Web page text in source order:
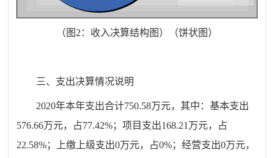
（图 2 ：收入决算结构图）（饼状图）
三、 支出决算情况说明
2020年本年支出合计750.58万元，其中：基本支出
576.66万元，占77.42%；项目支出168.21 万元，占
22.58%；上缴上级支出0万元，占0%；经营支出0万元，